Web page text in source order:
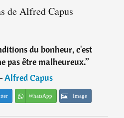
de Alfred Capus
du bonheur, c'est
pas être malheureux.”
Alfred Capus
WhatsApp Image